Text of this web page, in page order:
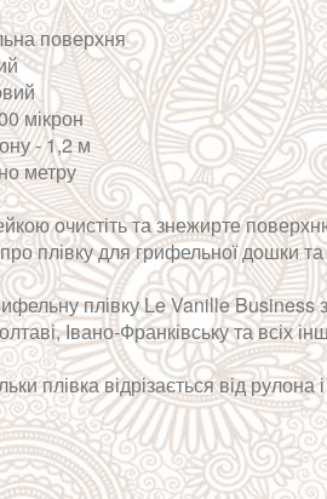
поверхня
мікрон
- 1,2 м
метру
очистіть та знежирте
плівку для грифельної дошки
плівку Le Vanille Business
Івано-Франківську та
плівка відрізається від